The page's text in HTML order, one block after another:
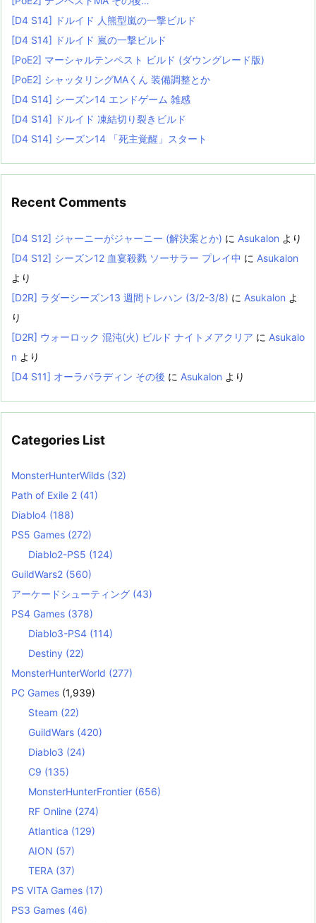
[D4 S14] ドルイド 人熊型嵐の一撃ビルド
[D4 S14] ドルイド 嵐の一撃ビルド
[PoE2] マーシャルテンペスト ビルド (ダウングレード版)
[PoE2] シャッタリングMAくん 装備調整とか
[D4 S14] シーズン14 エンドゲーム 雑感
[D4 S14] ドルイド 凍結切り裂きビルド
[D4 S14] シーズン14 「死主覚醒」スタート
Recent Comments
[D4 S12] ジャーニーがジャーニー (解決案とか) に Asukalon より
[D4 S12] シーズン12 血宴殺戮 ソーサラー プレイ中 に Asukalon
より
[D2R] ラダーシーズン13 週間トレハン (3/2-3/8) に Asukalon よ
り
[D2R] ウォーロック 混沌(火) ビルド ナイトメアクリア に Asukalo
n より
[D4 S11] オーラパラディン その後 に Asukalon より
Categories List
MonsterHunterWilds (32)
Path of Exile 2 (41)
Diablo4 (188)
PS5 Games (272)
Diablo2-PS5 (124)
GuildWars2 (560)
アーケードシューティング (43)
PS4 Games (378)
Diablo3-PS4 (114)
Destiny (22)
MonsterHunterWorld (277)
PC Games (1,939)
Steam (22)
GuildWars (420)
Diablo3 (24)
C9 (135)
MonsterHunterFrontier (656)
RF Online (274)
Atlantica (129)
AION (57)
TERA (37)
PS VITA Games (17)
PS3 Games (46)